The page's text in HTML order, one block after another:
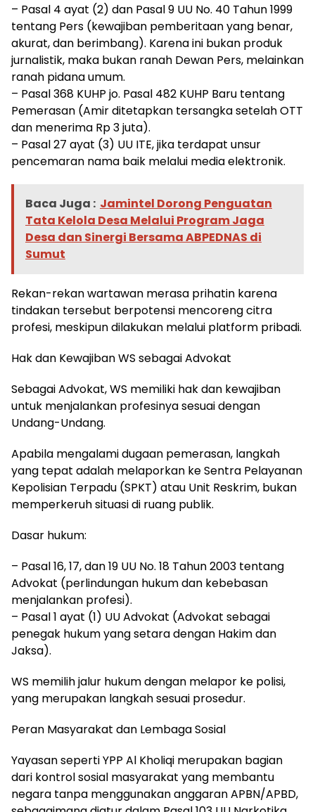
– Pasal 4 ayat (2) dan Pasal 9 UU No. 40 Tahun 1999
tentang Pers (kewajiban pemberitaan yang benar,
akurat, dan berimbang). Karena ini bukan produk
jurnalistik, maka bukan ranah Dewan Pers, melainkan
ranah pidana umum.
– Pasal 368 KUHP jo. Pasal 482 KUHP Baru tentang
Pemerasan (Amir ditetapkan tersangka setelah OTT
dan menerima Rp 3 juta).
– Pasal 27 ayat (3) UU ITE, jika terdapat unsur
pencemaran nama baik melalui media elektronik.
Baca Juga : Jamintel Dorong Penguatan
Tata Kelola Desa Melalui Program Jaga
Desa dan Sinergi Bersama ABPEDNAS di
Sumut
Rekan-rekan wartawan merasa prihatin karena
tindakan tersebut berpotensi mencoreng citra
profesi, meskipun dilakukan melalui platform pribadi.
Hak dan Kewajiban WS sebagai Advokat
Sebagai Advokat, WS memiliki hak dan kewajiban
untuk menjalankan profesinya sesuai dengan
Undang-Undang.
Apabila mengalami dugaan pemerasan, langkah
yang tepat adalah melaporkan ke Sentra Pelayanan
Kepolisian Terpadu (SPKT) atau Unit Reskrim, bukan
memperkeruh situasi di ruang publik.
Dasar hukum:
– Pasal 16, 17, dan 19 UU No. 18 Tahun 2003 tentang
Advokat (perlindungan hukum dan kebebasan
menjalankan profesi).
– Pasal 1 ayat (1) UU Advokat (Advokat sebagai
penegak hukum yang setara dengan Hakim dan
Jaksa).
WS memilih jalur hukum dengan melapor ke polisi,
yang merupakan langkah sesuai prosedur.
Peran Masyarakat dan Lembaga Sosial
Yayasan seperti YPP Al Kholiqi merupakan bagian
dari kontrol sosial masyarakat yang membantu
negara tanpa menggunakan anggaran APBN/APBD,